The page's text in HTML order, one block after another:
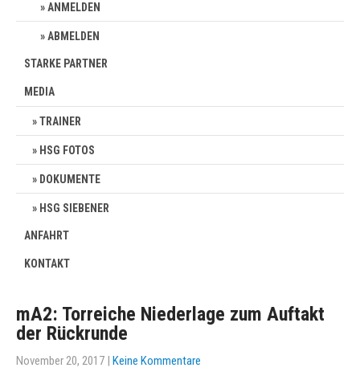
ANMELDEN
ABMELDEN
STARKE PARTNER
MEDIA
TRAINER
HSG FOTOS
DOKUMENTE
HSG SIEBENER
ANFAHRT
KONTAKT
mA2: Torreiche Niederlage zum Auftakt
der Rückrunde
November 20, 2017 | Keine Kommentare